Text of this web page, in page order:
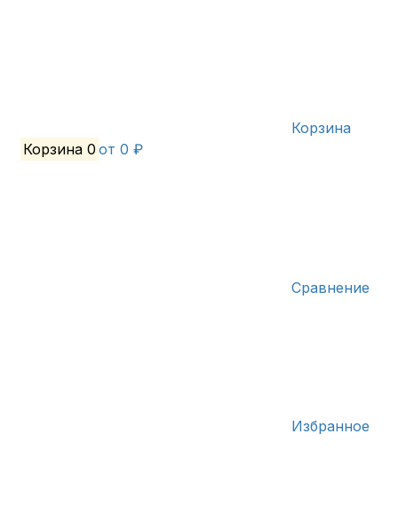
Корзина
Корзина 0 от 0 ₽
Сравнение
Избранное